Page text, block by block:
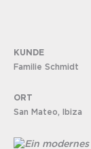
KUNDE
Familie Schmidt
ORT
San Mateo, Ibiza